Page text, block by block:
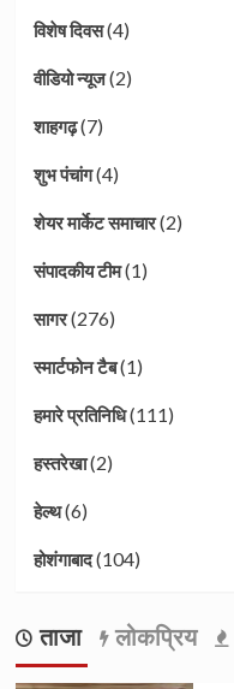
विशेष दिवस(4)
वीडियो न्यूज(2)
शाहगढ़(7)
शुभ पंचांग(4)
शेयर मार्केट समाचार(2)
संपादकीय टीम(1)
सागर(276)
स्मार्टफोन टैब(1)
हमारे प्रतिनिधि(111)
हस्तरेखा(2)
हेल्थ(6)
होशंगाबाद(104)
ताजा लोकप्रिय